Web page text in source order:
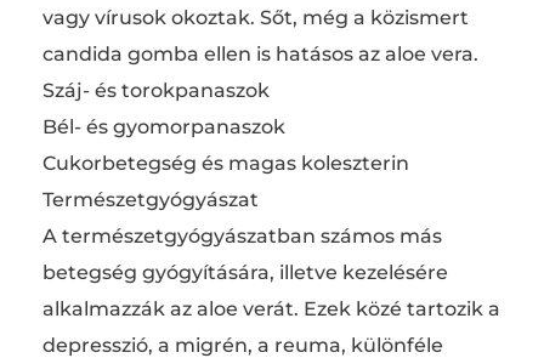
vagy vírusok okoztak. Sőt, még a közismert
candida gomba ellen is hatásos az aloe vera.
Száj- és torokpanaszok
Bél- és gyomorpanaszok
Cukorbetegség és magas koleszterin
Természetgyógyászat
A természetgyógyászatban számos más
betegség gyógyítására, illetve kezelésére
alkalmazzák az aloe verát. Ezek közé tartozik a
depresszió, a migrén, a reuma, különféle